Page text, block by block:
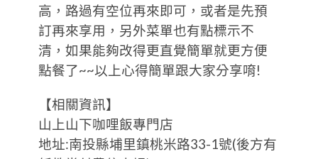
高，路過有空位再來即可，或者是先預
訂再來享用，另外菜單也有點標示不
清，如果能夠改得更直覺簡單就更方便
點餐了~~以上心得簡單跟大家分享唷!
【相關資訊】
山上山下咖哩飯專門店
地址:南投縣埔里鎮桃米路33-1號(後方有